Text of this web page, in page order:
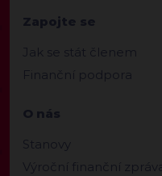
Zapojte se
Jak se stát členem
Finanční podpora
O nás
Stanovy
Výroční finanční zpráva